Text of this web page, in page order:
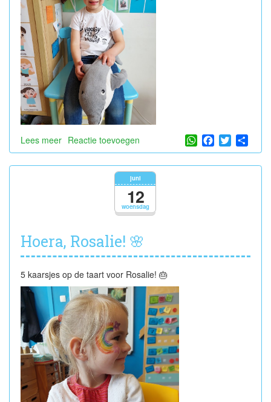
Lees meer over
Feest
voor
Reactie toevoegen WhatsApp
Facebook
Twitter
woensdag
juni
12
Hoera, Rosalie! 🌸
5 kaarsjes op de taart voor Rosalie! 🎂